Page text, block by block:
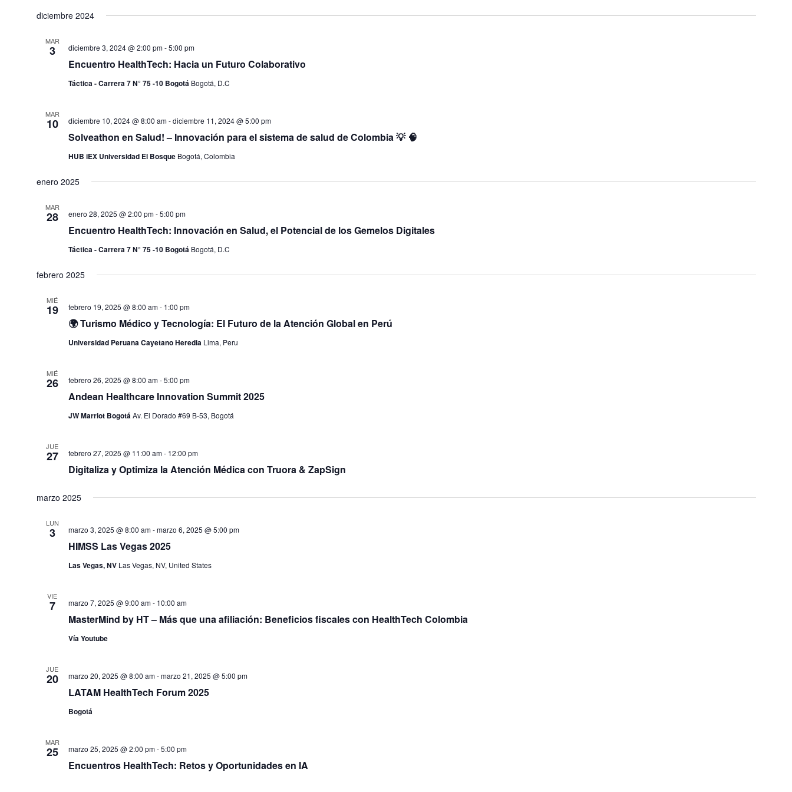
búsqueda
vistas
fecha.
diciembre 2024
MAR
3
Encuentro HealthTech: Hacia un Futuro Colaborativo
diciembre 3, 2024 @ 2:00 pm-5:00 pm
Táctica - Carrera 7 N° 75 -10 Bogotá Bogotá, D.C
MAR
10
Solveathon en Salud! – Innovación para el sistema de salud de Colombia 💡 🧠
diciembre 10, 2024 @ 8:00 am-diciembre 11, 2024 @ 5:00 pm
HUB iEX Universidad El Bosque Bogotá, Colombia
enero 2025
MAR
28
Encuentro HealthTech: Innovación en Salud, el Potencial de los Gemelos Digitales
enero 28, 2025 @ 2:00 pm-5:00 pm
Táctica - Carrera 7 N° 75 -10 Bogotá Bogotá, D.C
febrero 2025
MIÉ
19
🌍 Turismo Médico y Tecnología: El Futuro de la Atención Global en Perú
febrero 19, 2025 @ 8:00 am- 1:00 pm
Universidad Peruana Cayetano Heredia Lima, Peru
MIÉ
26
Andean Healthcare Innovation Summit 2025
febrero 26, 2025 @ 8:00 am-5:00 pm
JW Marriot BogotáAv. El Dorado #69 B-53, Bogotá
JUE
27
Digitaliza y Optimiza la Atención Médica con Truora & ZapSign
febrero 27, 2025 @ 11:00 am- 12:00 pm
marzo 2025
LUN
3
HIMSS Las Vegas 2025
marzo 3, 2025 @ 8:00 am-marzo 6, 2025 @ 5:00 pm
Las Vegas, NV Las Vegas, NV, United States
VIE
7
MasterMind by HT – Más que una afiliación: Beneficios fiscales con HealthTech Colombia
marzo 7, 2025 @ 9:00 am- 10:00 am
Vía Youtube
JUE
20
LATAM HealthTech Forum 2025
marzo 20, 2025 @ 8:00 am-marzo 21, 2025 @ 5:00 pm
Bogotá
MAR
25
Encuentros HealthTech: Retos y Oportunidades en IA
marzo 25, 2025 @ 2:00 pm-5:00 pm